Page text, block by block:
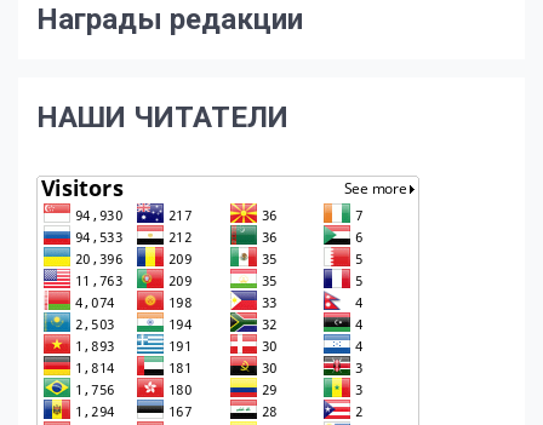
Награды редакции
НАШИ ЧИТАТЕЛИ